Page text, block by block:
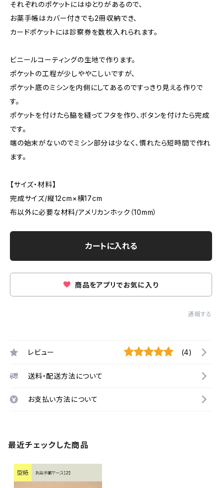
それぞれのポケットにはゆとりがあるので、
お薬手帳はカバー付きでも2冊収納でき、
カードポケットには診察券を数枚入れられます。
ビニールコーティングの生地で作ります。
ポケットの工程が少しややこしいですが、
ポケット底のミシンを内側にしてあるのですっきり見える作りで
す。
ポケットを付けたら脇を縫ってフタを作り、ボタンを付けたら完成
です。
端の始末がないのでミシン部分は少なく、慣れたら短時間で作れ
ます。
【サイズ・材料】
完成サイズ/縦12cm×横17cm
布以外に必要な材料/アメリカンホック（10mm）
カートに入れる
商品をアプリでお気に入り
通報する
レビュー (4)
送料・配送方法について
お支払い方法について
最近チェックした商品